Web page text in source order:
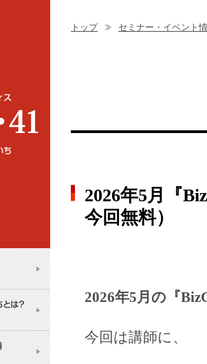
トップ セミナー・イベント
2026年5月『
今回無料）
2026年5月の『
今回は講師に、